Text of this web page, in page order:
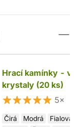
Hrací kamínky -
krystaly (20 ks)
5×
Čirá Modrá
Fialová